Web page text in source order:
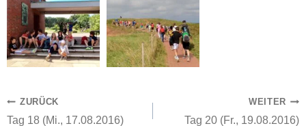
Beitragsnavigation
ZURÜCK
Tag 18 (Mi., 17.08.2016)
WEITER
Tag 20 (Fr., 19.08.2016)